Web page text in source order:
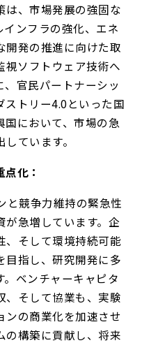
は、市場発展の強固な
ンフラの強化、エネ
開発の推進に向けた取
視ソフトウェア技術へ
官民パートナーシッ
ストリー4.0といった国
国において、市場の急
ています。
化：
と競争力維持の緊急性
が急増しています。企
、そして環境持続可能
目指し、研究開発に多
ベンチャーキャピタ
、そして協業も、実験
ンの商業化を加速させ
の構築に貢献し、将来